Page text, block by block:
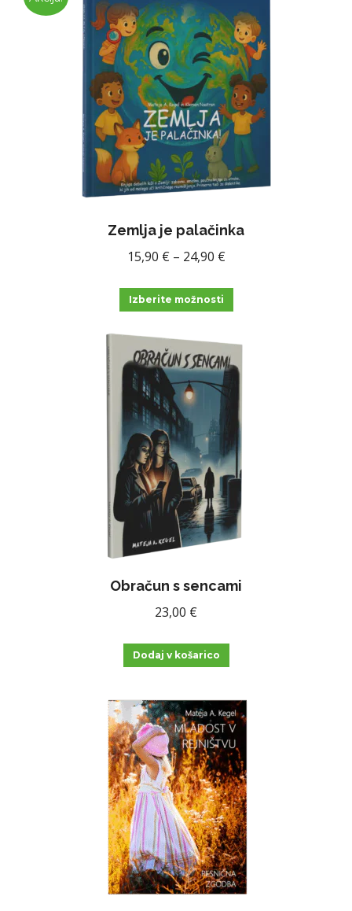
29,00 €
več
različic.
Možnosti
lahko
izberete
na
strani
izdelka
Zemlja je palačinka
15,90 € – 24,90 €Cenovni
do
24,90 €
Izberite možnosti
ima
več
Možnosti
lahko
izberete
na
strani
izdelka
Obračun s sencami
23,00 €
Dodaj v košarico